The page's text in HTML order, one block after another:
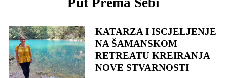
KATARZA I ISCJELJENJE
NA ŠAMANSKOM
RETREATU KREIRANJA
NOVE STVARNOSTI